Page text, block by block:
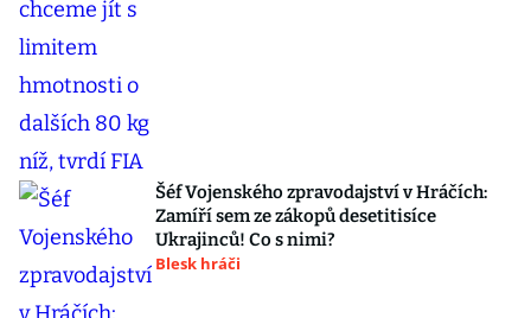
Šéf Vojenského zpravodajství v Hráčích:
Zamíří sem ze zákopů desetitisíce
Ukrajinců! Co s nimi?
Blesk hráči